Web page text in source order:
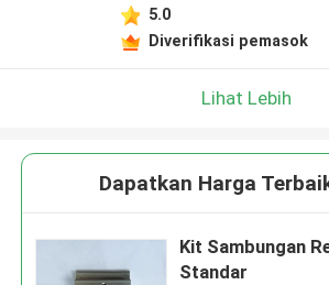
5.0
Diverifikasi pemasok
Lihat Lebih
Dapatkan Harga
Kit Sambungan
Standar